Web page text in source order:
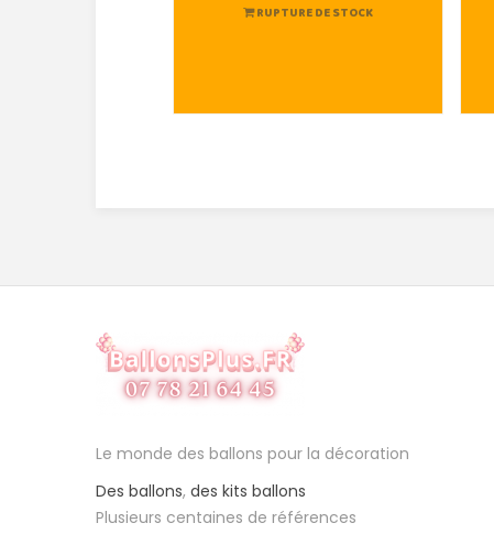
RUPTURE DE STOCK
Le monde des ballons pour la décoration
Des ballons, des kits ballons
Plusieurs centaines de références